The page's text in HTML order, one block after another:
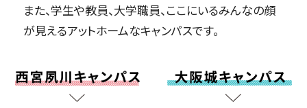
また、学生や教員、大学職員、ここにいるみんなの顔
が見えるアットホームなキャンパスです。